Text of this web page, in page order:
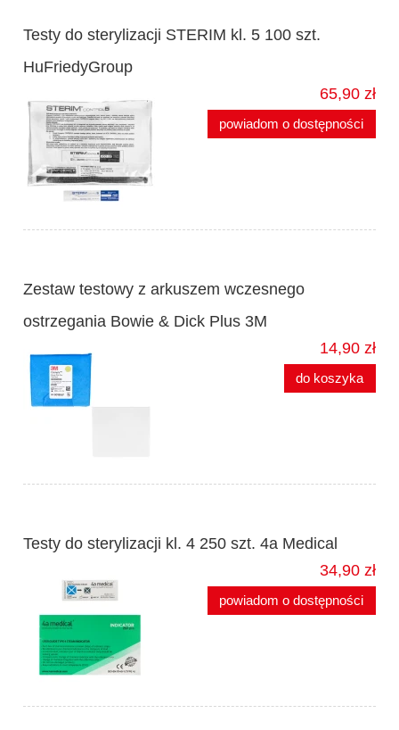
Testy do sterylizacji STERIM kl. 5 100 szt.
HuFriedyGroup
65,90 zł
powiadom o dostępności
Zestaw testowy z arkuszem wczesnego
ostrzegania Bowie & Dick Plus 3M
14,90 zł
do koszyka
Testy do sterylizacji kl. 4 250 szt. 4a Medical
34,90 zł
powiadom o dostępności